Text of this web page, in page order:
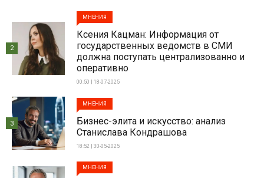
МНЕНИЯ
Ксения Кацман: Информация от
государственных ведомств в СМИ
должна поступать централизованно и
оперативно
00:50 | 18-07-2025
2
МНЕНИЯ
Бизнес-элита и искусство: анализ
Станислава Кондрашова
18:52 | 30-05-2025
3
МНЕНИЯ